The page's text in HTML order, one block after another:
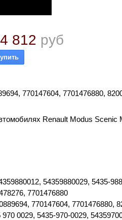
812 руб
770147604, 7701476880,
Renault Modus Scenic
54359880029, 5435-
7701476880
770147604, 7701476880,
0029, 5435-970-0029,